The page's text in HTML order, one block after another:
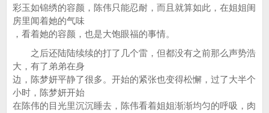
彩玉如锦绣的容颜，陈伟只能忍耐，而且就算如此，在姐姐闺
房里闻着她的气味
，看着她的容颜，也是大饱眼福的事情。
之后还陆陆续续的打了几个雷，但都没有之前那么声势浩
大，有了弟弟在身
边，陈梦妍平静了很多。开始的紧张也变得松懈，过了大半个
小时，陈梦妍开始
在陈伟的目光里沉沉睡去，陈伟看着姐姐渐渐均匀的呼吸，肉